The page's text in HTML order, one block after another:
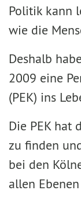
Politik kann
wie die
Deshalb
2009 eine
(PEK) ins
Die PEK hat
zu finden
bei den
allen